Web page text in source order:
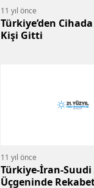
11 yıl önce
Türkiye’den
Kişi Gitti
11 yıl önce
Türkiye-İran-
Üçgeninde